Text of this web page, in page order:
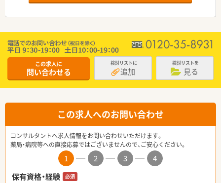
この求人に
問い合わせる
検討リストに
追加
検討リストを
見る
この求人へのお問い合わせ
コンサルタントへ求人情報をお問い合わせいただけます。
薬局・病院等への直接応募ではございませんので、ご安心ください。
1 2 3
4
保有資格・経験
必須